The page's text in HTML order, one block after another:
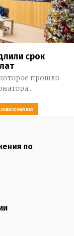
срок
прошло
по